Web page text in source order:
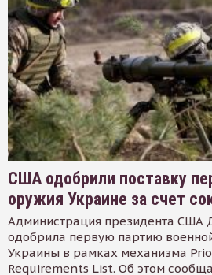
США одобрили поставку
оружия Украине за счет
Администрация президента США
одобрила первую партию
Украины в рамках механизма
Requirements List. Об этом